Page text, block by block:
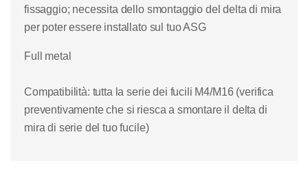
fissaggio; necessita dello smontaggio del delta di mira
per poter essere installato sul tuo ASG
Full metal
Compatibilità: tutta la serie dei fucili M4/M16 (verifica
preventivamente che si riesca a smontare il delta di
mira di serie del tuo fucile)